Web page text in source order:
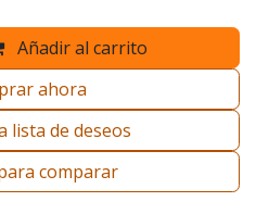
Añadir al carrito
ahora
comparar
lista de deseos